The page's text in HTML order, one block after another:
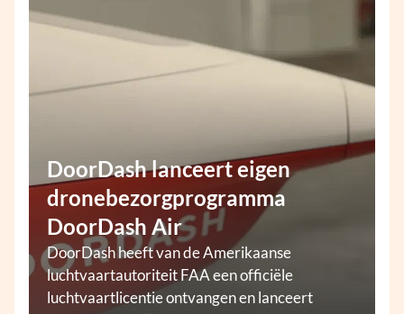
DoorDash lanceert eigen
dronebezorgprogramma
DoorDash Air
DoorDash heeft van de Amerikaanse
luchtvaartautoriteit FAA een officiële
luchtvaartlicentie ontvangen en lanceert